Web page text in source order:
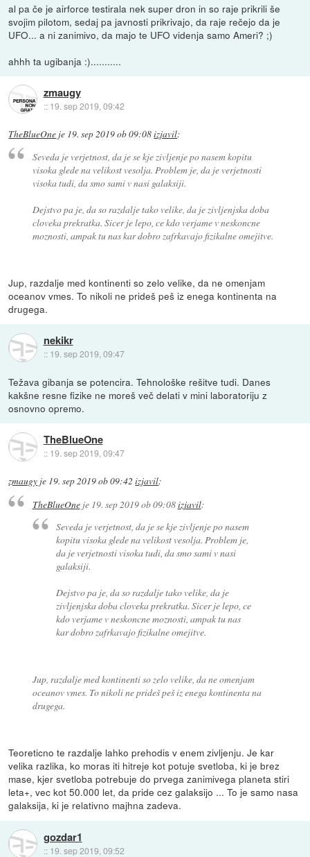
al pa če je airforce testirala nek super dron in so raje prikrili še
svojim pilotom, sedaj pa javnosti prikrivajo, da raje rečejo da je
UFO... a ni zanimivo, da majo te UFO videnja samo Ameri? ;)
ahhh ta ugibanja :)...........
zmaugy
:: 19. sep 2019, 09:42
TheBlueOne je 19. sep 2019 ob 09:08izjavil:
Seveda je verjetnost, da je se kje zivljenje po nasem kopitu
visoka glede na velikost vesolja. Problem je, da je verjetnosti
visoka tudi, da smo sami v nasi galaksiji.
Dejstvo pa je, da so razdalje tako velike, da je zivljenjska doba
cloveka prekratka. Sicer je lepo, ce kdo verjame v neskoncne
moznosti, ampak tu nas kar dobro zafrkavajo fizikalne omejitve.
Jup, razdalje med kontinenti so zelo velike, da ne omenjam
oceanov vmes. To nikoli ne prideš peš iz enega kontinenta na
drugega.
nekikr
:: 19. sep 2019, 09:47
Težava gibanja se potencira. Tehnološke rešitve tudi. Danes
kakšne resne fizike ne moreš več delati v mini laboratoriju z
osnovno opremo.
TheBlueOne
:: 19. sep 2019, 09:47
zmaugy je 19. sep 2019 ob 09:42 izjavil:
TheBlueOneje 19. sep 2019 ob 09:08izjavil:
Seveda je verjetnost, da je se kje zivljenje po nasem
kopitu visoka glede na velikost vesolja. Problem je,
da je verjetnosti visoka tudi, da smo sami v nasi
galaksiji.
Dejstvo pa je, da so razdalje tako velike, da je
zivljenjska doba cloveka prekratka. Sicer je lepo, ce
kdo verjame v neskoncne moznosti, ampak tu nas
kar dobro zafrkavajo fizikalne omejitve.
Jup, razdalje med kontinenti so zelo velike, da ne omenjam
oceanov vmes. To nikoli ne prideš peš iz enega kontinenta na
drugega.
Teoreticno te razdalje lahko prehodis v enem zivljenju. Je kar
velika razlika, ko moras iti hitreje kot potuje svetloba, ki je brez
mase, kjer svetloba potrebuje do prvega zanimivega planeta stiri
leta+, vec kot 50.000 let, da pride cez galaksijo ... To je samo nasa
galaksija, ki je relativno majhna zadeva.
gozdar1
:: 19. sep 2019, 09:52